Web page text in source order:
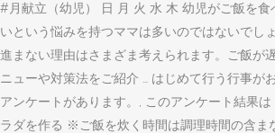
#月献立（幼児） 日 月 火 水 木 幼児がご飯を食
いという悩みを持つママは多いのではないでし
進まない理由はさまざま考えられます。ご飯が
ニューや対策法をご紹介 … はじめて行う行事が
アンケートがあります。, このアンケート結果
ラダを作る ※ご飯を炊く時間は調理時間の含ま